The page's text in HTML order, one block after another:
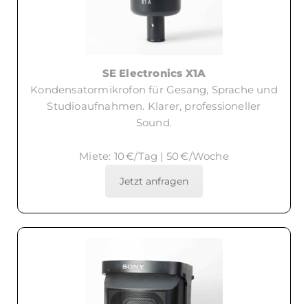
SE Electronics X1A
Kondensatormikrofon für Gesang, Sprache und
Studioaufnahmen. Klarer, professioneller
Sound.
Miete: 10 €/Tag | 50 €/Woche
Jetzt anfragen